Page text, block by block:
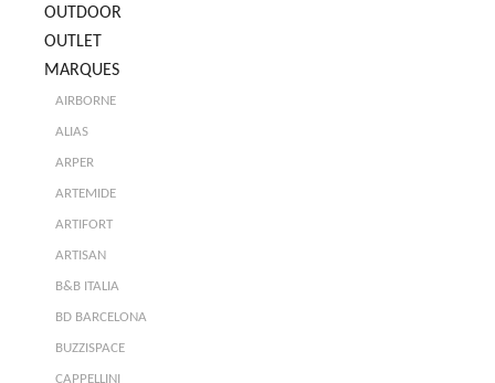
OUTDOOR
OUTLET
MARQUES
AIRBORNE
ALIAS
ARPER
ARTEMIDE
ARTIFORT
ARTISAN
B&B ITALIA
BD BARCELONA
BUZZISPACE
CAPPELLINI